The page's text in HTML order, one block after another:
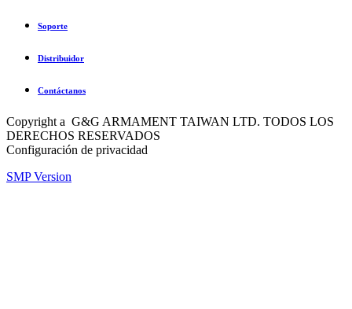
Soporte
Distribuidor
Contáctanos
Copyright a G&G ARMAMENT TAIWAN LTD. TODOS LOS
DERECHOS RESERVADOS
Configuración de privacidad
SMP Version